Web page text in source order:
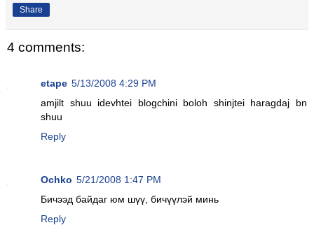
Share
4 comments:
etape 5/13/2008 4:29 PM
amjilt shuu idevhtei blogchini boloh shinjtei haragdaj bn
shuu
Reply
Ochko 5/21/2008 1:47 PM
Бичээд байдаг юм шүү, бичүүлэй минь
Reply